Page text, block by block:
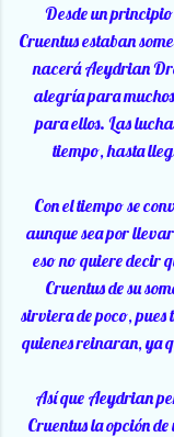
Desde un principio
Cruentus estaban
nacerá Aeydrian
alegría para
para ellos. Las
tiempo, hasta
Con el tiempo se
aunque sea por
eso no quiere decir
Cruentus de su
sirviera de poco, pues
quienes reinaran, ya
Así que Aeydrian
Cruentus la opción